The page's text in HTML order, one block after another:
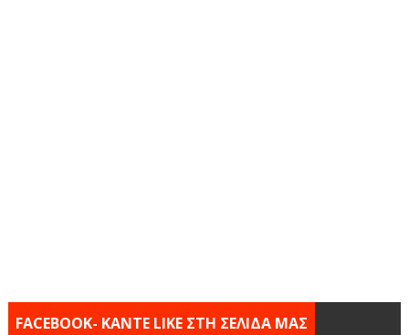
FACEBOOK- KANTE LIKE ΣΤΗ ΣΕΛΙΔΑ ΜΑΣ